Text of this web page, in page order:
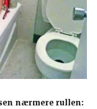
nærmere rullen: